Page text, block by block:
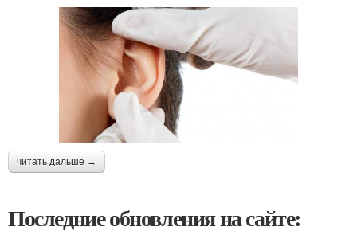
читать дальше →
Последние обновления на сайте: